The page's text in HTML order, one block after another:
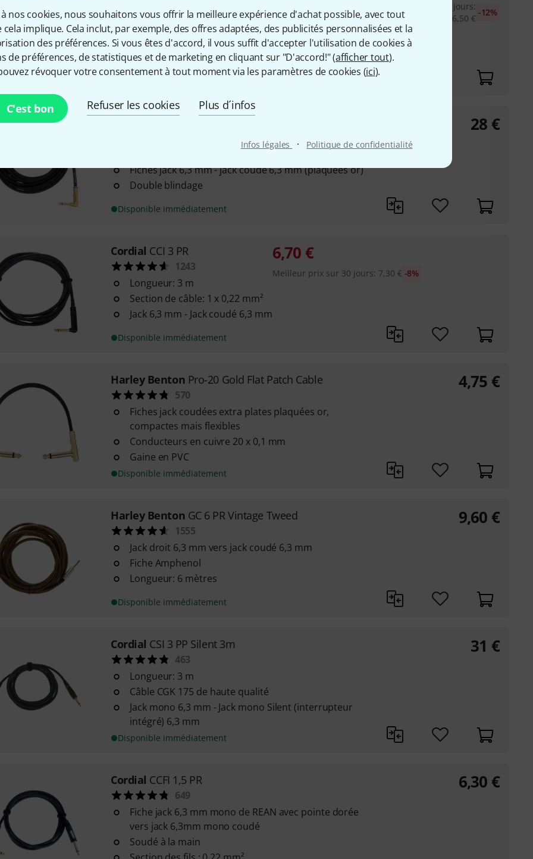
nos cookies, nous souhaitons vous offrir la meilleure expérience d'achat possible, avec tout
cela implique. Cela inclut, par exemple, des offres adaptées, des publicités personnalisées et la
des préférences. Si vous êtes d'accord, il vous suffit d'accepter l'utilisation de cookies à
de préférences, de statistiques et de marketing en cliquant sur "D'accord!" (afficher tout).
révoquer votre consentement à tout moment via les paramètres de cookies (ici).
C'est bon Refuser les cookies Plus d´infos
Infos légales · Politique de confidentialité
Longueur: 1,5 m
2 fiches Jack mono 6,3 mm
Fiches Rean avec pointes dorées soudées à la
main
Meilleur prix sur 30 jours:
6,50 €
-12%
Fiches jack 6,3 mm - jack coudé 6,3 mm (plaquées or)
Double blindage
Disponible immédiatement
28 €
Cordial CCI 3 PR
1243
Longueur: 3 m
Section de câble: 1 x 0,22 mm²
Jack 6,3 mm - Jack coudé 6,3 mm
Disponible immédiatement
6,70 €
Meilleur prix sur 30 jours: 7,30 € -8%
Harley Benton Pro-20 Gold Flat Patch Cable
570
Fiches jack coudées extra plates plaquées or,
compactes mais flexibles
Conducteurs en cuivre 20 x 0,1 mm
Gaine en PVC
Disponible immédiatement
4,75 €
Harley Benton GC 6 PR Vintage Tweed
1555
Jack droit 6,3 mm vers jack coudé 6,3 mm
Fiche Amphenol
Longueur: 6 mètres
Disponible immédiatement
9,60 €
Cordial CSI 3 PP Silent 3m
463
Longueur: 3 m
Câble CGK 175 de haute qualité
Jack mono 6,3 mm - Jack mono Silent (interrupteur
intégré) 6,3 mm
Disponible immédiatement
31 €
Cordial CCFI 1,5 PR
649
Fiche jack 6,3 mm mono de REAN avec pointe dorée
vers jack 6,3mm mono coudé
Soudé à la main
6,30 €